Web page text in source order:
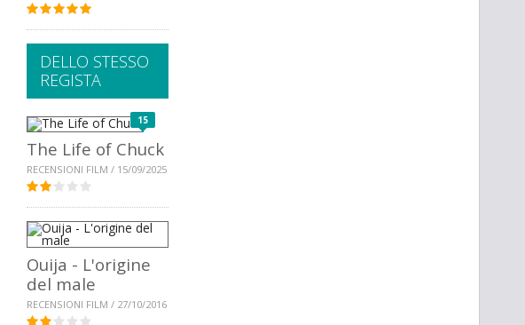
DELLO STESSO
REGISTA
15
The Life of Chuck
RECENSIONI FILM / 15/09/2025
Ouija - L'origine
del male
RECENSIONI FILM / 27/10/2016